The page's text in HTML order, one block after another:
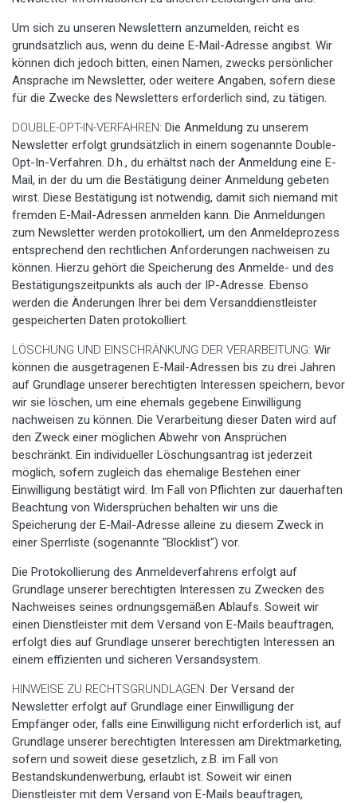
Um sich zu unseren Newslettern anzumelden, reicht es
grundsätzlich aus, wenn du deine E-Mail-Adresse angibst. Wir
können dich jedoch bitten, einen Namen, zwecks persönlicher
Ansprache im Newsletter, oder weitere Angaben, sofern diese
für die Zwecke des Newsletters erforderlich sind, zu tätigen.
DOUBLE-OPT-IN-VERFAHREN: Die Anmeldung zu unserem
Newsletter erfolgt grundsätzlich in einem sogenannte Double-
Opt-In-Verfahren. D.h., du erhältst nach der Anmeldung eine E-
Mail, in der du um die Bestätigung deiner Anmeldung gebeten
wirst. Diese Bestätigung ist notwendig, damit sich niemand mit
fremden E-Mail-Adressen anmelden kann. Die Anmeldungen
zum Newsletter werden protokolliert, um den Anmeldeprozess
entsprechend den rechtlichen Anforderungen nachweisen zu
können. Hierzu gehört die Speicherung des Anmelde- und des
Bestätigungszeitpunkts als auch der IP-Adresse. Ebenso
werden die Änderungen Ihrer bei dem Versanddienstleister
gespeicherten Daten protokolliert.
LÖSCHUNG UND EINSCHRÄNKUNG DER VERARBEITUNG: Wir
können die ausgetragenen E-Mail-Adressen bis zu drei Jahren
auf Grundlage unserer berechtigten Interessen speichern, bevor
wir sie löschen, um eine ehemals gegebene Einwilligung
nachweisen zu können. Die Verarbeitung dieser Daten wird auf
den Zweck einer möglichen Abwehr von Ansprüchen
beschränkt. Ein individueller Löschungsantrag ist jederzeit
möglich, sofern zugleich das ehemalige Bestehen einer
Einwilligung bestätigt wird. Im Fall von Pflichten zur dauerhaften
Beachtung von Widersprüchen behalten wir uns die
Speicherung der E-Mail-Adresse alleine zu diesem Zweck in
einer Sperrliste (sogenannte "Blocklist") vor.
Die Protokollierung des Anmeldeverfahrens erfolgt auf
Grundlage unserer berechtigten Interessen zu Zwecken des
Nachweises seines ordnungsgemäßen Ablaufs. Soweit wir
einen Dienstleister mit dem Versand von E-Mails beauftragen,
erfolgt dies auf Grundlage unserer berechtigten Interessen an
einem effizienten und sicheren Versandsystem.
HINWEISE ZU RECHTSGRUNDLAGEN: Der Versand der
Newsletter erfolgt auf Grundlage einer Einwilligung der
Empfänger oder, falls eine Einwilligung nicht erforderlich ist, auf
Grundlage unserer berechtigten Interessen am Direktmarketing,
sofern und soweit diese gesetzlich, z.B. im Fall von
Bestandskundenwerbung, erlaubt ist. Soweit wir einen
Dienstleister mit dem Versand von E-Mails beauftragen,